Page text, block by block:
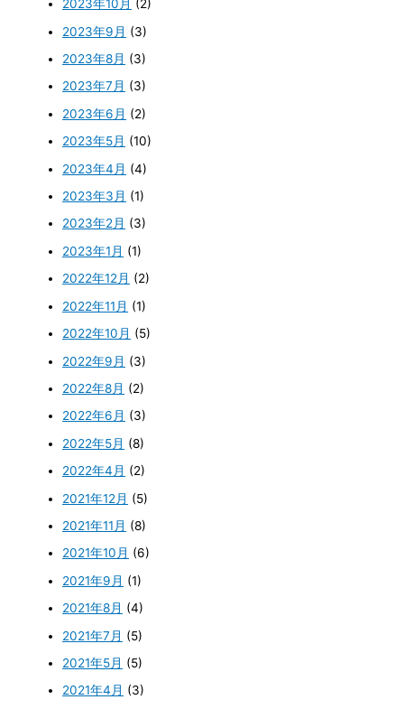
2023年10月 (2)
2023年9月 (3)
2023年8月 (3)
2023年7月 (3)
2023年6月 (2)
2023年5月 (10)
2023年4月 (4)
2023年3月 (1)
2023年2月 (3)
2023年1月 (1)
2022年12月 (2)
2022年11月 (1)
2022年10月 (5)
2022年9月 (3)
2022年8月 (2)
2022年6月 (3)
2022年5月 (8)
2022年4月 (2)
2021年12月 (5)
2021年11月 (8)
2021年10月 (6)
2021年9月 (1)
2021年8月 (4)
2021年7月 (5)
2021年5月 (5)
2021年4月 (3)